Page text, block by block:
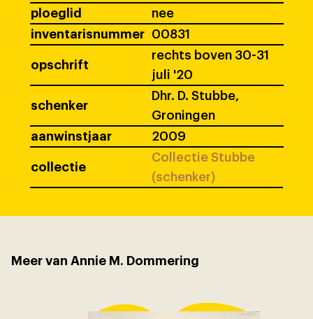
ploeglid
nee
inventarisnummer
00831
opschrift
rechts boven 30-31
juli '20
schenker
Dhr. D. Stubbe,
Groningen
aanwinstjaar
2009
collectie
Collectie Stubbe
(schenker)
Meer van Annie M. Dommering